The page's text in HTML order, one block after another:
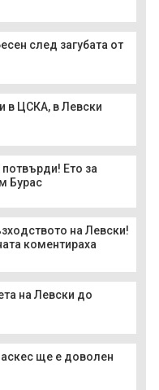
след загубата от
в ЦСКА, в Левски
Ето за
Бурас
на Левски!
коментираха
на Левски до
ще е доволен